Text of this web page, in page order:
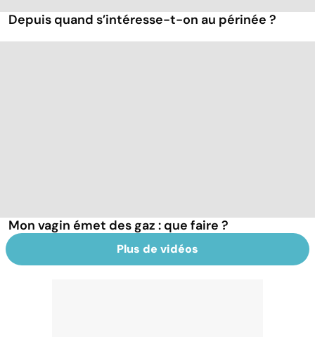
Depuis quand s’intéresse-t-on au périnée ?
Mon vagin émet des gaz : que faire ?
Plus de vidéos